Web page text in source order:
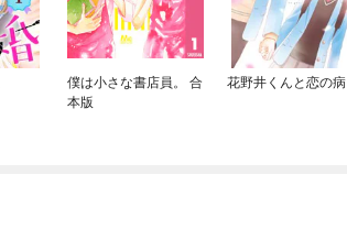
僕は小さな書店員。 合
本版
花野井くんと恋の病